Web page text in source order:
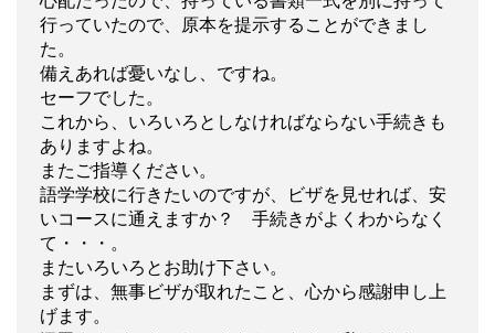
行っていたので、原本を提示することができまし
た。
備えあれば憂いなし、ですね。
セーフでした。
これから、いろいろとしなければならない手続きも
ありますよね。
またご指導ください。
語学学校に行きたいのですが、ビザを見せれば、安
いコースに通えますか？ 手続きがよくわからなく
て・・・。
またいろいろとお助け下さい。
まずは、無事ビザが取れたこと、心から感謝申し上
げます。